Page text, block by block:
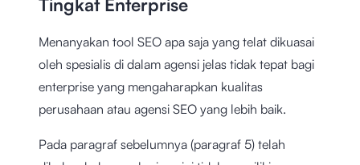
Tingkat Enterprise
Menanyakan tool SEO apa saja yang telat dikuasai
oleh spesialis di dalam agensi jelas tidak tepat bagi
enterprise yang mengaharapkan kualitas
perusahaan atau agensi SEO yang lebih baik.
Pada paragraf sebelumnya (paragraf 5) telah